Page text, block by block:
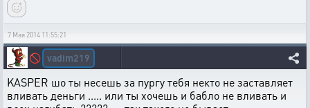
7 Мая 2014 11:55:21
🚫 vadim219
KASPER шо ты несешь за пургу тебя некто не заставляет
вливать деньги ..... или ты хочешь и бабло не вливать и